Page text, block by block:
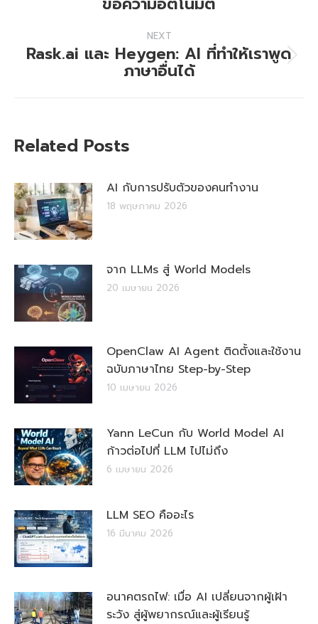
post:
NEXT
Next
post:
Rask.ai และ Heygen: AI ที่ทำให้เราพูด
ภาษาอื่นได้
Related Posts
AI กับการปรับตัวของคนทำงาน
18 พฤษภาคม 2026
จาก LLMs สู่ World Models
20 เมษายน 2026
OpenClaw AI Agent ติดตั้งและใช้งาน
ฉบับภาษาไทย Step-by-Step
10 เมษายน 2026
Yann LeCun กับ World Model AI
ก้าวต่อไปที่ LLM ไปไม่ถึง
6 เมษายน 2026
LLM SEO คืออะไร
16 มีนาคม 2026
อนาคตรถไฟ: เมื่อ AI เปลี่ยนจากผู้เฝ้า
ระวัง สู่ผู้พยากรณ์และผู้เรียนรู้